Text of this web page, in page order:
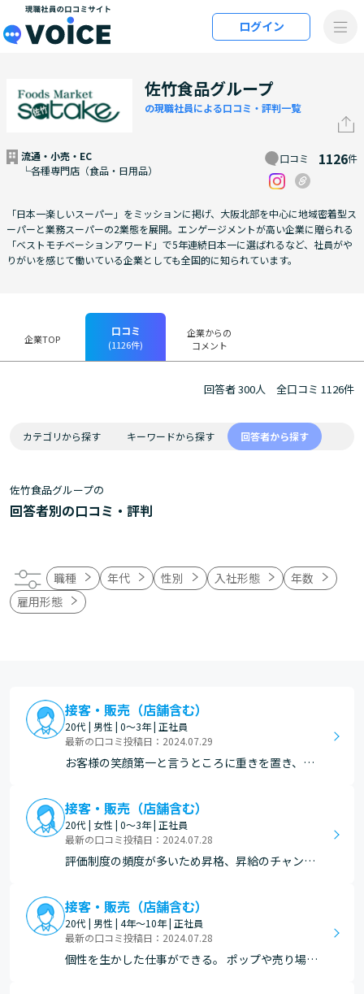
メインコンテンツにスキップ
ログイン
佐竹食品グループ
の現職社員による口コミ・評判一覧
流通・小売・EC
└各種専門店（食品・日用品）
口コミ 1126件
「日本一楽しいスーパー」をミッションに掲げ、大阪北部を中心に地域密着型ス
ーパーと業務スーパーの2業態を展開。エンゲージメントが高い企業に贈られる
「ベストモチベーションアワード」で5年連続日本一に選ばれるなど、社員がや
りがいを感じて働いている企業としても全国的に知られています。
企業TOP
口コミ
(1126件)
企業からの
コメント
回答者 300人 全口コミ 1126件
カテゴリから探す キーワードから探す 回答者から探す
佐竹食品グループの
回答者別の口コミ・評判
職種 年代 性別 入社形態
年数
雇用形態
接客・販売（店舗含む）
20代 | 男性 | 0～3年 | 正社員
最新の口コミ投稿日：2024.07.29
お客様の笑顔第一と言うところに重きを置き、チ
体制がとても良いと思う。 お客様との距離も近く
直接感謝を受けることもあります。お客様からの
感謝があってより、仕事を頑張ってよかったなと
実感できる点がこ…
接客・販売（店舗含む）
20代 | 女性 | 0～3年 | 正社員
最新の口コミ投稿日：2024.07.28
評価制度の頻度が多いため昇格、昇給のチャンス
接客・販売（店舗含む）
20代 | 男性 | 4年～10年 | 正社員
最新の口コミ投稿日：2024.07.28
個性を生かした仕事ができる。 ポップや売り場を